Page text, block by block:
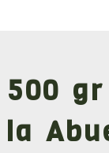
500
la